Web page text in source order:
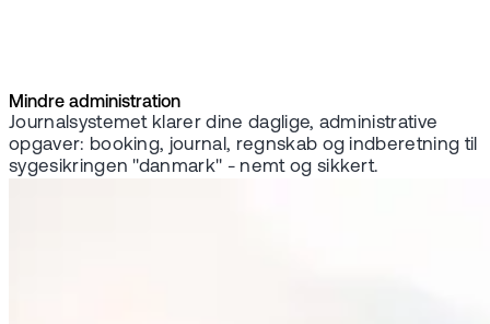
Mindre administration
Journalsystemet klarer dine daglige, administrative
opgaver: booking, journal, regnskab og indberetning til
sygesikringen "danmark" - nemt og sikkert.